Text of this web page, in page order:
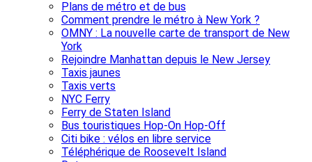
Plans de métro et de bus
Comment prendre le métro à New York ?
OMNY : La nouvelle carte de transport de New
York
Rejoindre Manhattan depuis le New Jersey
Taxis jaunes
Taxis verts
NYC Ferry
Ferry de Staten Island
Bus touristiques Hop-On Hop-Off
Citi bike : vélos en libre service
Téléphérique de Roosevelt Island